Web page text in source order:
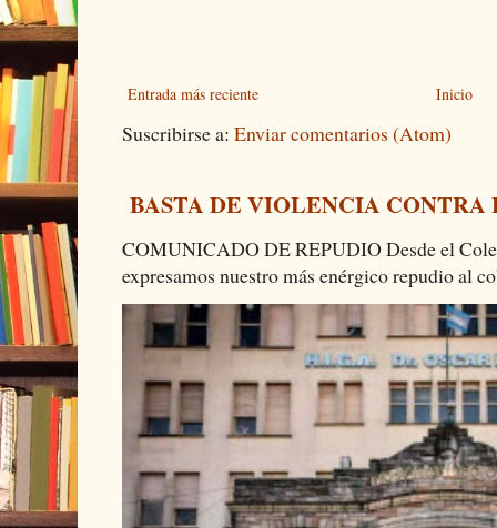
Entrada más reciente Inicio
Suscribirse a: Enviar comentarios (Atom)
BASTA DE VIOLENCIA
COMUNICADO DE REPUDIO Desde el
expresamos nuestro más enérgico repudio al